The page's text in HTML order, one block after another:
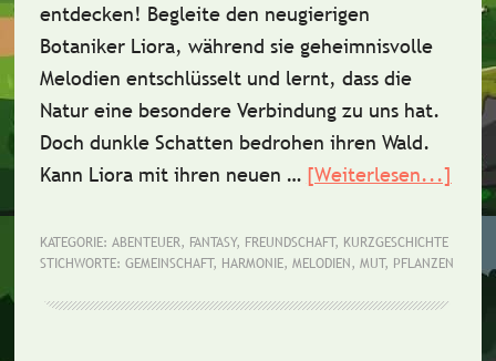
entdecken! Begleite den neugierigen
Botaniker Liora, während sie geheimnisvolle
Melodien entschlüsselt und lernt, dass die
Natur eine besondere Verbindung zu uns hat.
Doch dunkle Schatten bedrohen ihren Wald.
Kann Liora mit ihren neuen … [Weiterlesen...]
KATEGORIE: ABENTEUER, FANTASY, FREUNDSCHAFT, KURZGESCHICHTE
STICHWORTE: GEMEINSCHAFT, HARMONIE, MELODIEN, MUT, PFLANZEN